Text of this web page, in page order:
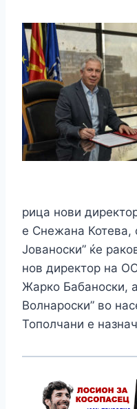
рица нови
е Снежана Котева,
Јованоски” ќе
нов директор на
Жарко Бабаноски,
Волнароски” во
Тополчани е